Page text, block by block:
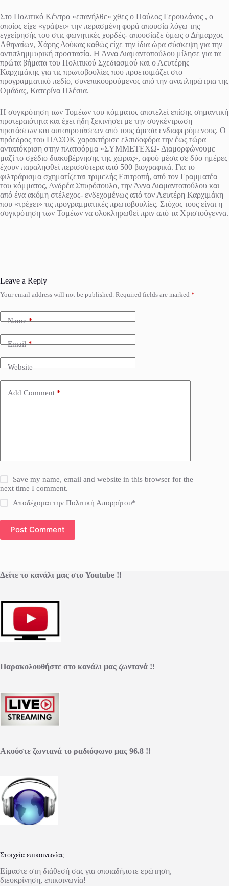
Στο Πολιτικό Κέντρο «επανήλθε» χθες ο Παύλος Γερουλάνος , ο
οποίος είχε «γράψει» την περασμένη φορά απουσία λόγω της
εγχείρησής του στις φωνητικές χορδές- απουσίαζε όμως ο Δήμαρχος
Αθηναίων, Χάρης Δούκας καθώς είχε την ίδια ώρα σύσκεψη για την
αντιπλημμυρική προστασία. Η Άννα Διαμαντοπούλου μίλησε για τα
πρώτα βήματα του Πολιτικού Σχεδιασμού και ο Λευτέρης
Καρχιμάκης για τις πρωτοβουλίες που προετοιμάζει στο
προγραμματικό πεδίο, συνεπικουρούμενος από την αναπληρώτρια της
Ομάδας, Κατερίνα Πλέσια.
Η συγκρότηση των Τομέων του κόμματος αποτελεί επίσης σημαντική
προτεραιότητα και έχει ήδη ξεκινήσει με την συγκέντρωση
προτάσεων και αυτοπροτάσεων από τους άμεσα ενδιαφερόμενους. Ο
πρόεδρος του ΠΑΣΟΚ χαρακτήρισε ελπιδοφόρα την έως τώρα
ανταπόκριση στην πλατφόρμα «ΣΥΜΜΕΤΕΧΩ- Διαμορφώνουμε
μαζί το σχέδιο διακυβέρνησης της χώρας», αφού μέσα σε δύο ημέρες
έχουν παραληφθεί περισσότερα από 500 βιογραφικά. Για το
φιλτράρισμα σχηματίζεται τριμελής Επιτροπή, από τον Γραμματέα
του κόμματος, Ανδρέα Σπυρόπουλο, την Άννα Διαμαντοπούλου και
από ένα ακόμη στέλεχος- ενδεχομένως από τον Λευτέρη Καρχιμάκη
που «τρέχει» τις προγραμματικές πρωτοβουλίες. Στόχος τους είναι η
συγκρότηση των Τομέων να ολοκληρωθεί πριν από τα Χριστούγεννα.
Leave a Reply
Your email address will not be published. Required fields are marked *
Name*
Email*
Website
Add Comment *
Save my name, email and website in this browser for the
next time I comment.
Αποδέχομαι την Πολιτική Απορρήτου*
Post Comment
Δείτε το κανάλι μας στο Youtube !!
Παρακολουθήστε στο κανάλι μας ζωντανά !!
Ακούστε ζωντανά το ραδιόφωνο μας 96.8 !!
Στοιχεία επικοινωνίας
Είμαστε στη διάθεσή σας για οποιαδήποτε ερώτηση,
διευκρίνηση, επικοινωνία!